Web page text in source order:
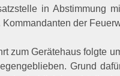
in Abstimmung
Kommandanten der
zum Gerätehaus folgte
Grund